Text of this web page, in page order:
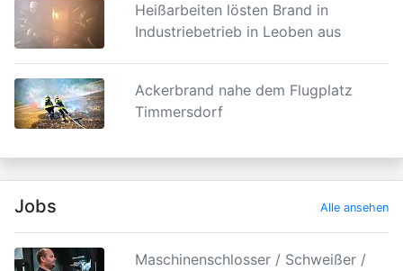
Heißarbeiten lösten Brand in
Industriebetrieb in Leoben aus
Ackerbrand nahe dem Flugplatz
Timmersdorf
Jobs Alle ansehen
Maschinenschlosser / Schweißer /